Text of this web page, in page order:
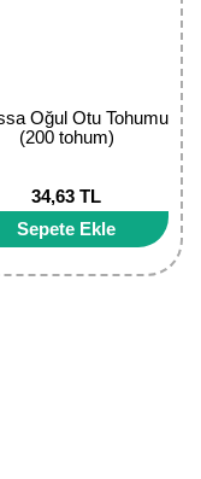
Oğul Otu Tohumu
(200 tohum)
34,63 TL
Sepete Ekle